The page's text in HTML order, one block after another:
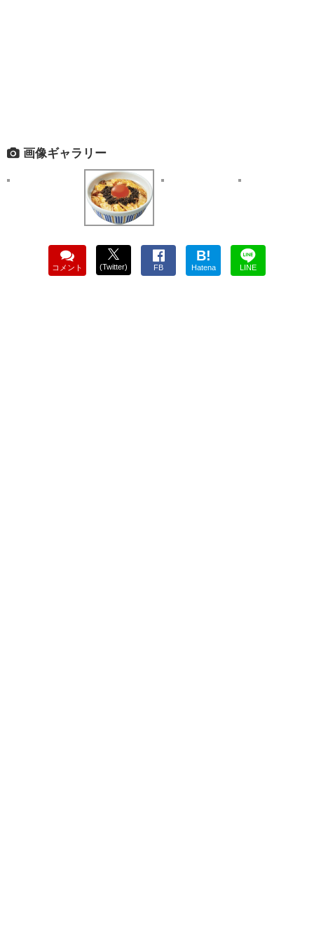
画像ギャラリー
コメント (Twitter) FB
B!
Hatena LINE